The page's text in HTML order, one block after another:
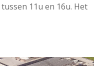
11u en 16u. Het